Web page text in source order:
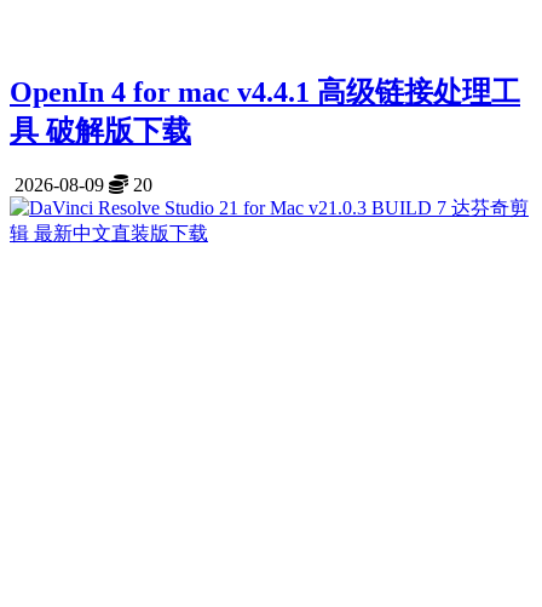
OpenIn 4 for mac v4.4.1 高级链接处理工
具 破解版下载
2026-08-09 20